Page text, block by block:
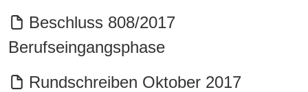
Beschluss 808/2017
Berufseingangsphase
Rundschreiben Oktober 2017